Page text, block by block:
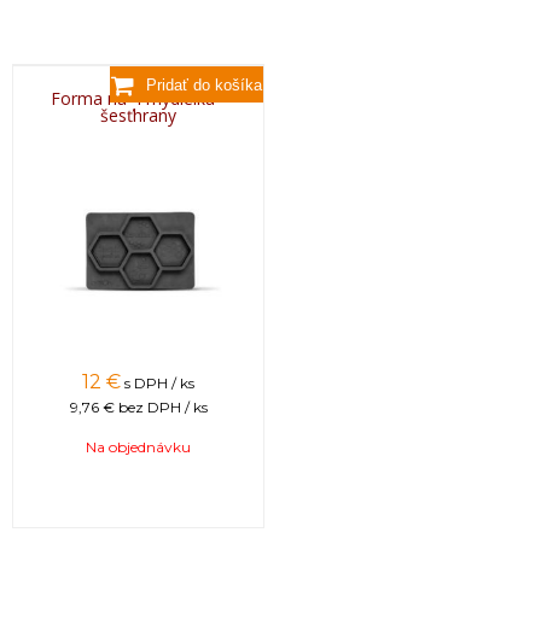
Forma na 4 mydielka -
šesťhrany
12 € s DPH / ks
9,76 € bez DPH / ks
Na objednávku